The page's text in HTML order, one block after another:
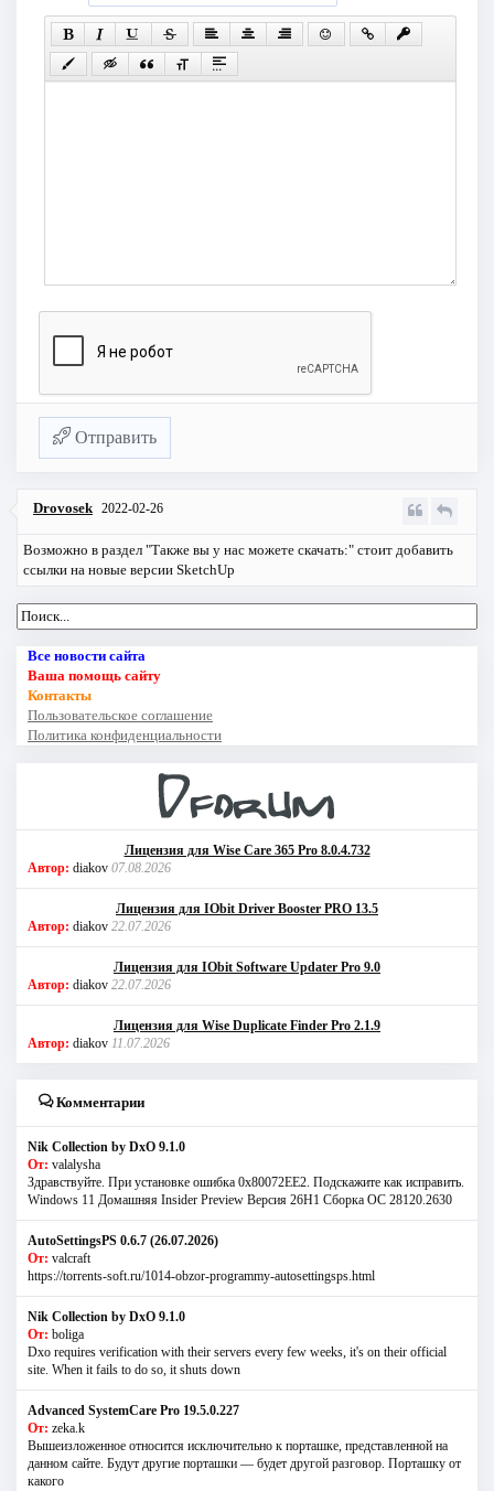
Отправить
Drovosek 2022-02-26
Возможно в раздел "Также вы у нас можете скачать:" стоит добавить
ссылки на новые версии SketchUp
Все новости сайта
Ваша помощь сайту
Контакты
Пользовательское соглашение
Политика конфиденциальности
Лицензия для Wise Care 365 Pro 8.0.4.732
Автор: diakov 07.08.2026
Лицензия для IObit Driver Booster PRO 13.5
Автор: diakov 22.07.2026
Лицензия для IObit Software Updater Pro 9.0
Автор: diakov 22.07.2026
Лицензия для Wise Duplicate Finder Pro 2.1.9
Автор: diakov 11.07.2026
Комментарии
Nik Collection by DxO 9.1.0
От: valalysha
Здравствуйте. При установке ошибка 0х80072EE2. Подскажите как исправить.
Windows 11 Домашняя Insider Preview Версия 26H1 Сборка ОС 28120.2630
AutoSettingsPS 0.6.7 (26.07.2026)
От: valcraft
https://torrents-soft.ru/1014-obzor-programmy-autosettingsps.html
Nik Collection by DxO 9.1.0
От: boliga
Dxo requires verification with their servers every few weeks, it's on their official
site. When it fails to do so, it shuts down
Advanced SystemCare Pro 19.5.0.227
От: zeka.k
Вышеизложенное относится исключительно к порташке, представленной на
данном сайте. Будут другие порташки — будет другой разговор. Порташку от
какого